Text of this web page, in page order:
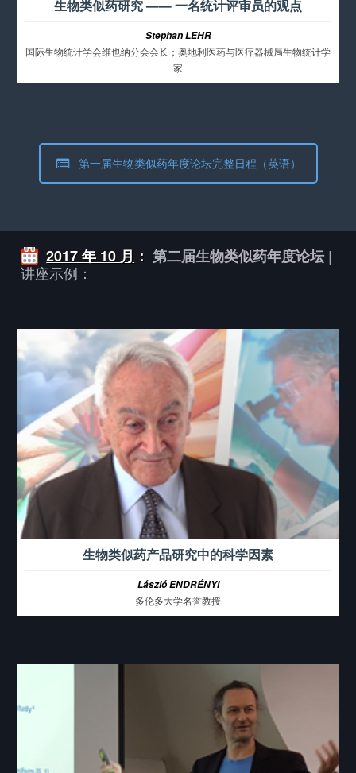
生物类似药研究 —— 一名统计评审员的观点
Stephan LEHR
国际生物统计学会维也纳分会会长；奥地利医药与医疗器械局生物统计学
家
第一届生物类似药年度论坛完整日程（英语）
2017 年 10 月 ： 第二届生物类似药年度论坛|
讲座示例：
生物类似药产品研究中的科学因素
László ENDRÉNYI
多伦多大学名誉教授